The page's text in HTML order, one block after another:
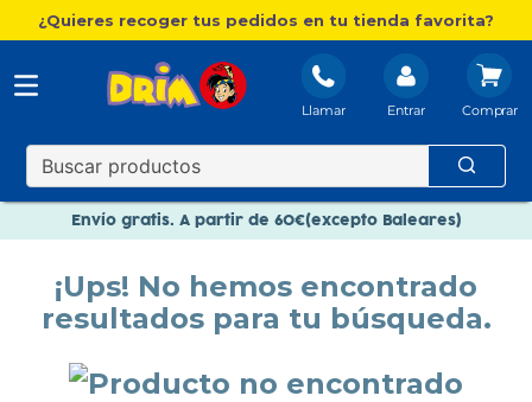
¿Quieres recoger tus pedidos en tu tienda favorita?
Llamar Entrar
Envío gratis. A partir de 60€(excepto Baleares)
Nuevo catálogo Aire Libre
Paga en 3 plazos sin intereses
¡Ups! No hemos encontrado
resultados para tu búsqueda.